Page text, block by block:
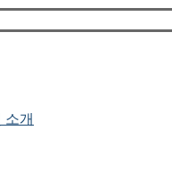
소개